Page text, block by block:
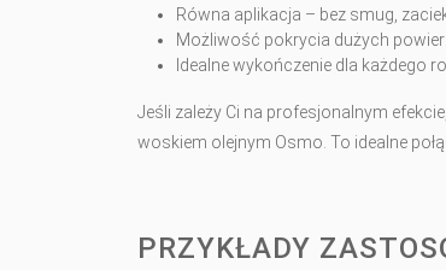
Równa aplikacja – bez smug,
Możliwość pokrycia dużych
Idealne wykończenie dla każdego
Jeśli zależy Ci na profesjonalnym
woskiem olejnym Osmo. To idealne
PRZYKŁADY